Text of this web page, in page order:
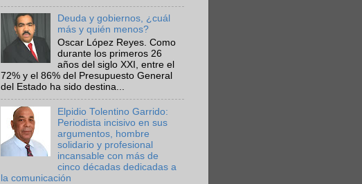
Deuda y gobiernos, ¿cuál
más y quién menos?
Oscar López Reyes. Como
durante los primeros 26
años del siglo XXI, entre el
72% y el 86% del Presupuesto General
del Estado ha sido destina...
Elpidio Tolentino Garrido:
Periodista incisivo en sus
argumentos, hombre
solidario y profesional
incansable con más de
cinco décadas dedicadas a
la comunicación